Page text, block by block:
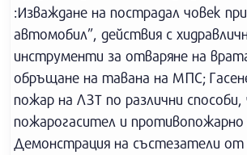
:Изваждане на пострадал човек
автомобил”, действия с
инструменти за отваряне на
обръщане на тавана на МПС;
пожар на ЛЗТ по различни способи,
пожарогасител и противопожарно
Демонстрация на състезатели